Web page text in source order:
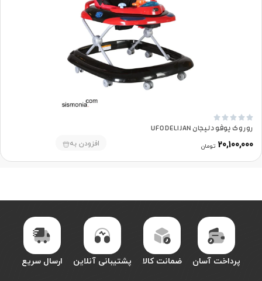





روروک یوفو دلیجان UFO DELIJAN
20,100,000 تومان افزودن به
پرداخت آسان ضمانت کالا پشتیبانی آنلاین ارسال سریع